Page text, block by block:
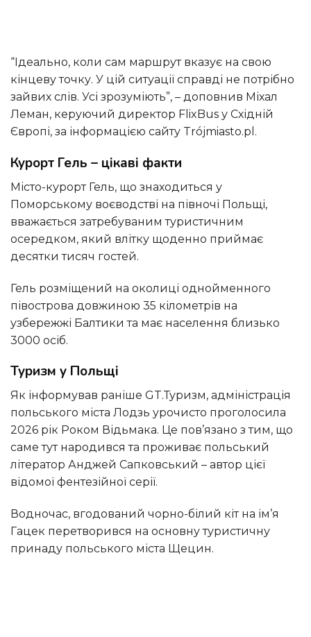
“Ідеально, коли сам маршрут вказує на свою
кінцеву точку. У цій ситуації справді не потрібно
зайвих слів. Усі зрозуміють”, – доповнив Міхал
Леман, керуючий директор FlixBus у Східній
Європі, за інформацією сайту Trójmiasto.pl.
Курорт Гель – цікаві факти
Місто-курорт Гель, що знаходиться у
Поморському воєводстві на півночі Польщі,
вважається затребуваним туристичним
осередком, який влітку щоденно приймає
десятки тисяч гостей.
Гель розміщений на околиці однойменного
півострова довжиною 35 кілометрів на
узбережжі Балтики та має населення близько
3000 осіб.
Туризм у Польщі
Як інформував раніше GT.Туризм, адміністрація
польського міста Лодзь урочисто проголосила
2026 рік Роком Відьмака. Це пов’язано з тим, що
саме тут народився та проживає польський
літератор Анджей Сапковський – автор цієї
відомої фентезійної серії.
Водночас, вгодований чорно-білий кіт на ім’я
Гацек перетворився на основну туристичну
принаду польського міста Щецин.